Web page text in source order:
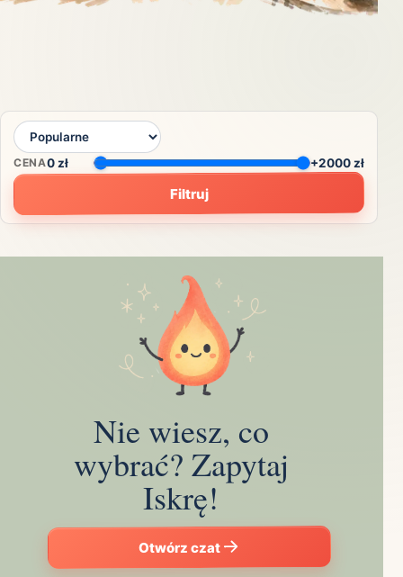
CENA0zł +2000 zł
Filtruj
Nie wiesz, co
wybrać? Zapytaj
Iskrę!
Otwórz czat